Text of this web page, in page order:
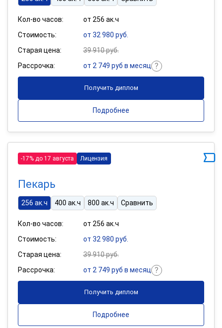
Кол-во часов:
от 256 ак.ч
Стоимость:
от 32 980 руб.
Старая цена:
39 910 руб.
Рассрочка:
от 2 749 руб в месяц
Получить диплом
Подробнее
-17% до 17 августа Лицензия
Пекарь
256 ак.ч 400 ак.ч 800 ак.ч Сравнить
Кол-во часов:
от 256 ак.ч
Стоимость:
от 32 980 руб.
Старая цена:
39 910 руб.
Рассрочка:
от 2 749 руб в месяц
Получить диплом
Подробнее